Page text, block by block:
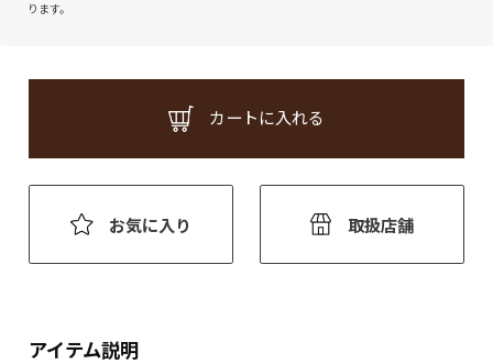
ります。
カートに入れる
お気に入り 取扱店舗
アイテム説明